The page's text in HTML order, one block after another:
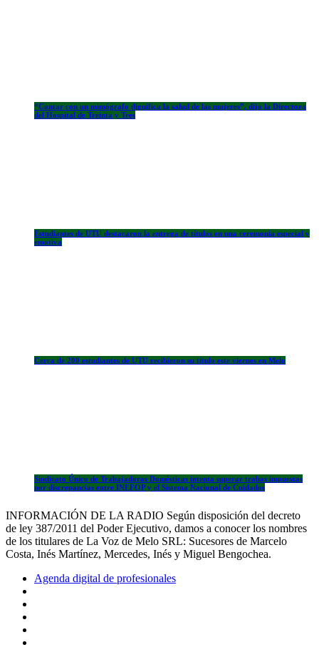
“Contar con un mimógrafo dignifica la salud de las mujeres”, dijo la Directora
del Hospital de Treinta y Tres
Estudiantes de UTU destacaron la entrega de títulos en una ceremonia especial y
emotiva
Cerca de 200 estudiantes de UTU recibieron su título este viernes en Melo
Sindicato Único de Trabajadoras Domésticas intenta superar trabas impuestas
por discrepancias entre INEFOP y el Sistema Nacional de Cuidados
INFORMACIÓN DE LA RADIO Según disposición del decreto
de ley 387/2011 del Poder Ejecutivo, damos a conocer los nombres
de los titulares de La Voz de Melo SRL: Sucesores de Marcelo
Costa, Inés Martínez, Mercedes, Inés y Miguel Bengochea.
Agenda digital de profesionales